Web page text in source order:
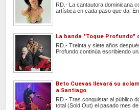
RD.- La cantautora dominicana
artística en cada paso que da. En
La banda "Toque Profundo"
RD.- Treinta y siete años
Profundo continúa escribiendo
Beto Cuevas llevará su
a Santiago
RD.- Tras conquistar al público
total (Sold Out) el pasado mes de